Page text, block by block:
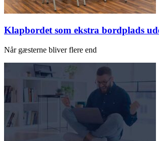
Klapbordet som ekstra bordplads
Når gæsterne bliver flere end